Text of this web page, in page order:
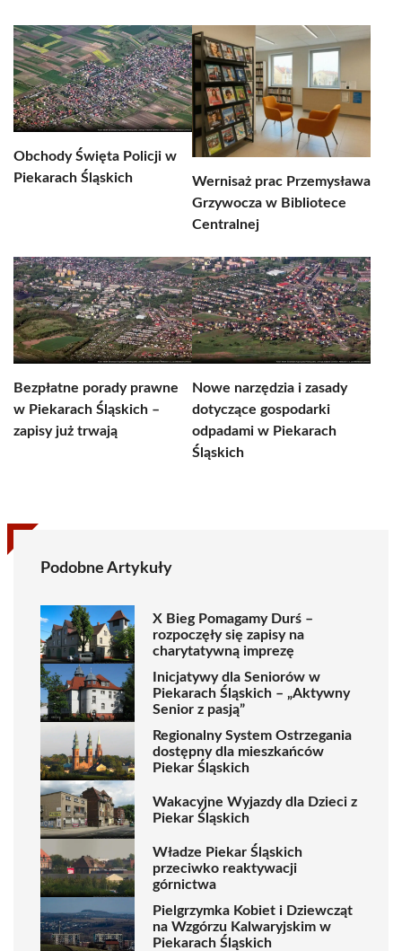
Obchody Święta Policji w
Piekarach Śląskich
Wernisaż prac Przemysława
Grzywocza w Bibliotece
Centralnej
Bezpłatne porady prawne
w Piekarach Śląskich –
zapisy już trwają
Nowe narzędzia i zasady
dotyczące gospodarki
odpadami w Piekarach
Śląskich
Podobne Artykuły
X Bieg Pomagamy Durś –
rozpoczęły się zapisy na
charytatywną imprezę
Inicjatywy dla Seniorów w
Piekarach Śląskich – „Aktywny
Senior z pasją”
Regionalny System Ostrzegania
dostępny dla mieszkańców
Piekar Śląskich
Wakacyjne Wyjazdy dla Dzieci z
Piekar Śląskich
Władze Piekar Śląskich
przeciwko reaktywacji
górnictwa
Pielgrzymka Kobiet i Dziewcząt
na Wzgórzu Kalwaryjskim w
Piekarach Śląskich